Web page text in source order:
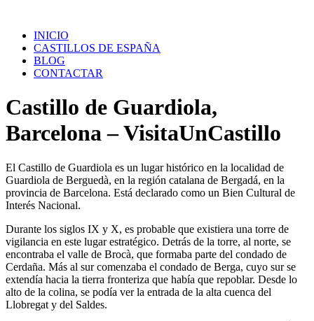
contenidoINICIO
CASTILLOS DE ESPAÑA
BLOG
CONTACTAR
Castillo de Guardiola,
Barcelona – VisitaUnCastillo
El Castillo de Guardiola es un lugar histórico en la localidad de
Guardiola de Berguedà, en la región catalana de Bergadá, en la
provincia de Barcelona. Está declarado como un Bien Cultural de
Interés Nacional.
Durante los siglos IX y X, es probable que existiera una torre de
vigilancia en este lugar estratégico. Detrás de la torre, al norte, se
encontraba el valle de Brocà, que formaba parte del condado de
Cerdaña. Más al sur comenzaba el condado de Berga, cuyo sur se
extendía hacia la tierra fronteriza que había que repoblar. Desde lo
alto de la colina, se podía ver la entrada de la alta cuenca del
Llobregat y del Saldes.